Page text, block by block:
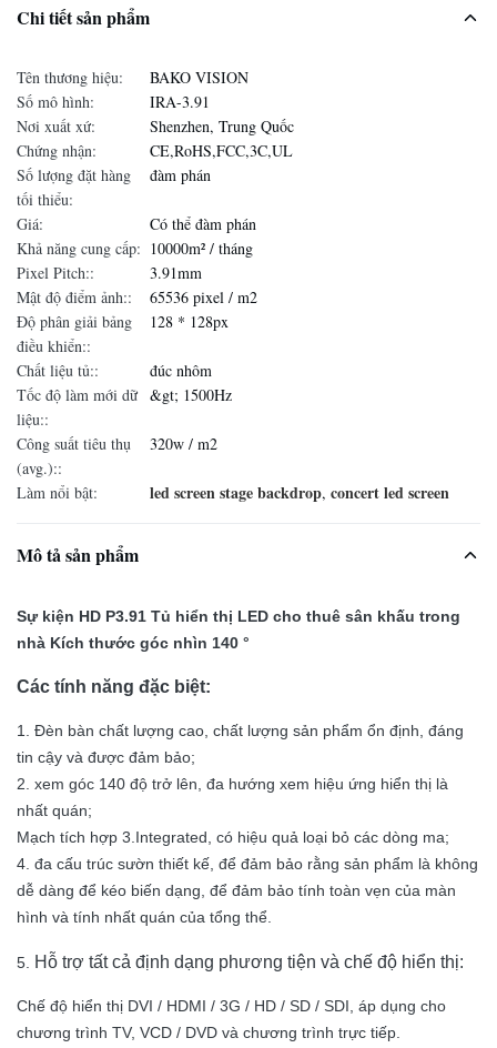
Chi tiết sản phẩm
Tên thương hiệu:
BAKO VISION
Số mô hình:
IRA-3.91
Nơi xuất xứ:
Shenzhen, Trung Quốc
Chứng nhận:
CE,RoHS,FCC,3C,UL
Số lượng đặt hàng
tối thiểu:
đàm phán
Giá:
Có thể đàm phán
Khả năng cung cấp: 10000m² / tháng
Pixel Pitch::
3.91mm
Mật độ điểm ảnh::
65536 pixel / m2
Độ phân giải bảng
điều khiển::
128 * 128px
Chất liệu tủ::
đúc nhôm
Tốc độ làm mới dữ
liệu::
&gt; 1500Hz
Công suất tiêu thụ
(avg.)::
320w / m2
Làm nổi bật: led screen stage backdrop, concert led screen
Mô tả sản phẩm
Sự kiện HD P3.91 Tủ hiển thị LED cho thuê sân khấu trong
nhà Kích thước góc nhìn 140 °
Các tính năng đặc biệt:
1. Đèn bàn chất lượng cao, chất lượng sản phẩm ổn định, đáng
tin cậy và được đảm bảo;
2. xem góc 140 độ trở lên, đa hướng xem hiệu ứng hiển thị là
nhất quán;
Mạch tích hợp 3.Integrated, có hiệu quả loại bỏ các dòng ma;
4. đa cấu trúc sườn thiết kế, để đảm bảo rằng sản phẩm là không
dễ dàng để kéo biến dạng, để đảm bảo tính toàn vẹn của màn
hình và tính nhất quán của tổng thể.
5. Hỗ trợ tất cả định dạng phương tiện và chế độ hiển thị:
Chế độ hiển thị DVI / HDMI / 3G / HD / SD / SDI, áp dụng cho
chương trình TV, VCD / DVD và chương trình trực tiếp.